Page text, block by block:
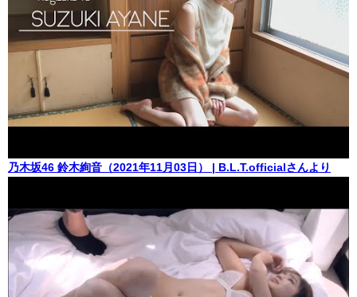
乃木坂46 鈴木絢音（2021年11月03日） | B.L.T.officialさんより